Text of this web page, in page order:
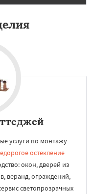
услуги по монтажу
остекление
окон, дверей из
веранд, ограждений,
светопрозрачных